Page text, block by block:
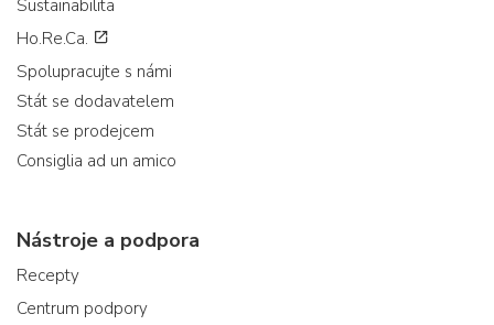
Sustainabilita
Ho.Re.Ca.
Spolupracujte s námi
Stát se dodavatelem
Stát se prodejcem
Consiglia ad un amico
Nástroje a podpora
Recepty
Centrum podpory